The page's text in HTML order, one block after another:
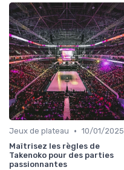
Jeux de plateau • 10/01/2025
Maîtrisez les règles de
Takenoko pour des parties
passionnantes